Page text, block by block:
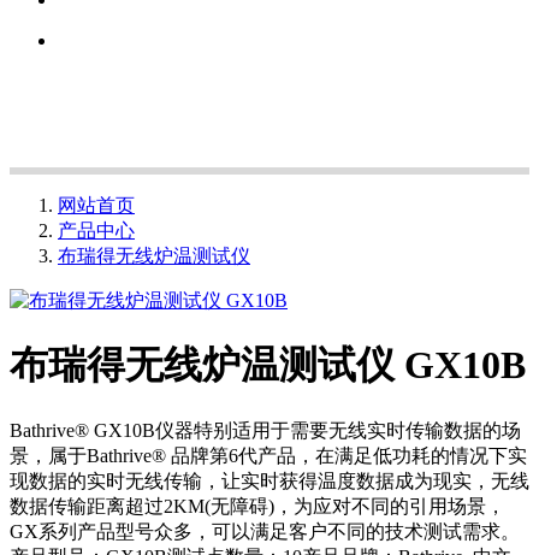
网站首页
产品中心
布瑞得无线炉温测试仪
布瑞得无线炉温测试仪 GX10B
Bathrive® GX10B仪器特别适用于需要无线实时传输数据的场
景，属于Bathrive® 品牌第6代产品，在满足低功耗的情况下实
现数据的实时无线传输，让实时获得温度数据成为现实，无线
数据传输距离超过2KM(无障碍)，为应对不同的引用场景，
GX系列产品型号众多，可以满足客户不同的技术测试需求。